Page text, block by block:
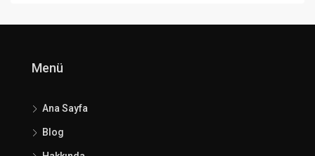
Menü
Ana Sayfa
Blog